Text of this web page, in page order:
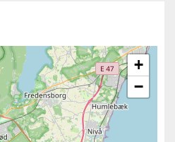
+
−